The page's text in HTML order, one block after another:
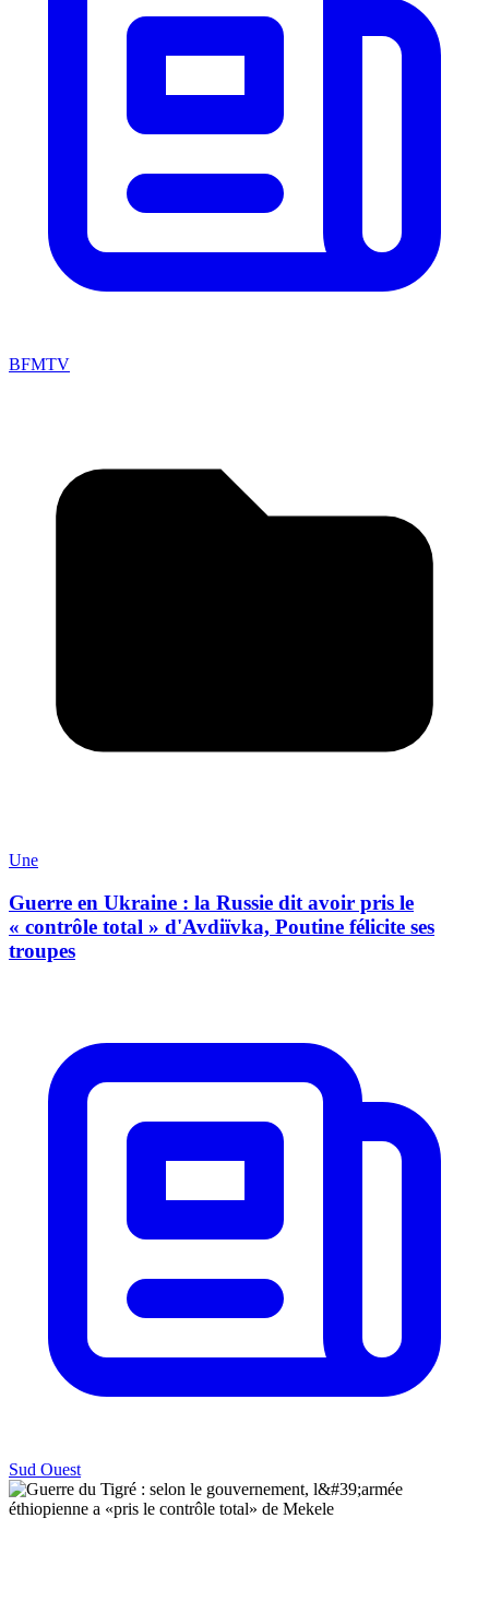
BFMTV
Une
Guerre en Ukraine : la Russie dit avoir pris le
« contrôle total » d'Avdiïvka, Poutine félicite ses
troupes
Sud Ouest